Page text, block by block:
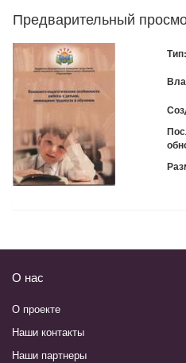
Предварительный
Тип:
О нас
О проекте
Наши контакты
Наши партнеры